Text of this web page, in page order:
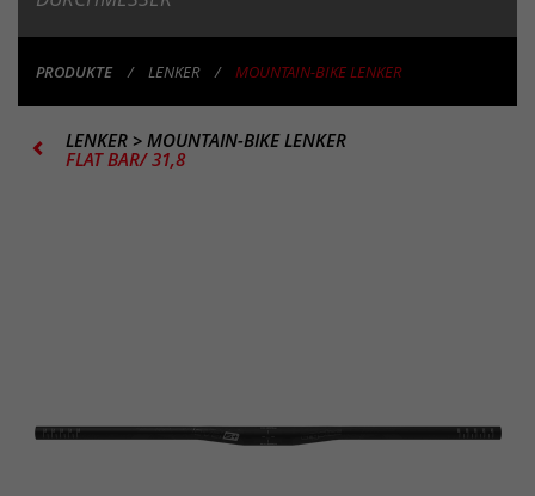
PRODUKTE LENKER MOUNTAIN-BIKE LENKER
LENKER > MOUNTAIN-BIKE LENKER
FLAT BAR/ 31,8